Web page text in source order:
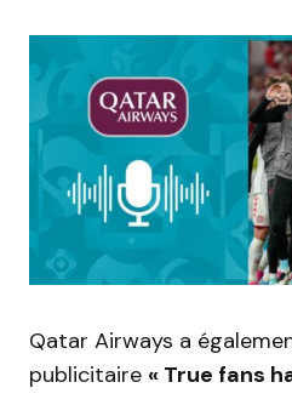
Qatar Airways a
publicitaire « True fans